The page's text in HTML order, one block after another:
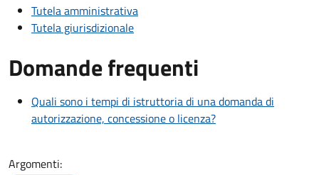
Tutela amministrativa
Tutela giurisdizionale
Domande frequenti
Quali sono i tempi di istruttoria di una domanda di
autorizzazione, concessione o licenza?
Argomenti: